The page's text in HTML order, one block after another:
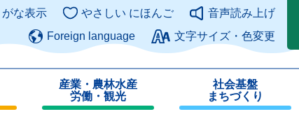
このページの本文へ
な表示 やさしい にほんご
音声読み上げ
Foreign language
文字サイズ・色変更
産業・農林水産
労働・観光
社会基盤
まちづくり